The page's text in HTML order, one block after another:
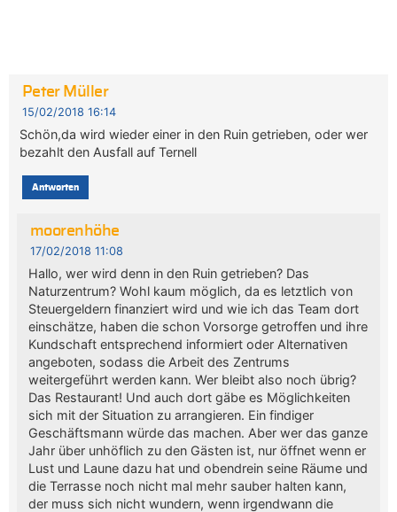
Peter Müller
15/02/2018 16:14
Schön,da wird wieder einer in den Ruin getrieben, oder wer
bezahlt den Ausfall auf Ternell
Antworten
moorenhöhe
17/02/2018 11:08
Hallo, wer wird denn in den Ruin getrieben? Das
Naturzentrum? Wohl kaum möglich, da es letztlich von
Steuergeldern finanziert wird und wie ich das Team dort
einschätze, haben die schon Vorsorge getroffen und ihre
Kundschaft entsprechend informiert oder Alternativen
angeboten, sodass die Arbeit des Zentrums
weitergeführt werden kann. Wer bleibt also noch übrig?
Das Restaurant! Und auch dort gäbe es Möglichkeiten
sich mit der Situation zu arrangieren. Ein findiger
Geschäftsmann würde das machen. Aber wer das ganze
Jahr über unhöflich zu den Gästen ist, nur öffnet wenn er
Lust und Laune dazu hat und obendrein seine Räume und
die Terrasse noch nicht mal mehr sauber halten kann,
der muss sich nicht wundern, wenn irgendwann die